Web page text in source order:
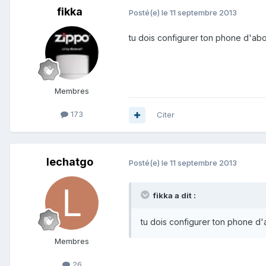
fikka
Membres
173
Posté(e) le 11 septembre 2013
tu dois configurer ton phone
Citer
lechatgo
Membres
Posté(e) le 11 septembre 2013
fikka a dit :
tu dois configurer ton phone